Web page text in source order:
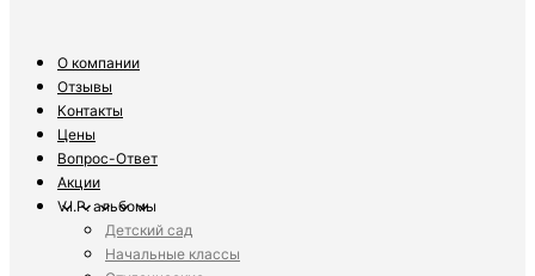
О компании
Отзывы
Контакты
Цены
Вопрос-Ответ
Акции
V.I.P. альбомы
Детский сад
Начальные классы